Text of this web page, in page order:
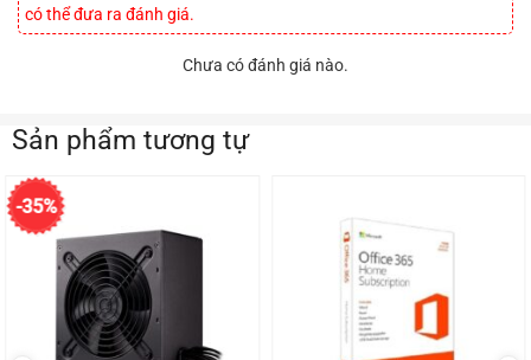
có thể đưa ra đánh giá.
Chưa có đánh giá nào.
Sản phẩm tương tự
-35%